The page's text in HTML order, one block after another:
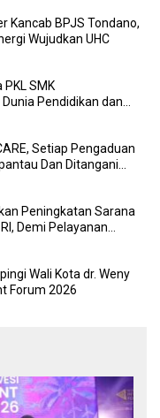
Kancab BPJS Tondano,
Wujudkan UHC
SMK
Pendidikan dan
Setiap Pengaduan
Dan Ditangani
Peningkatan Sarana
Demi Pelayanan
Wali Kota dr. Weny
Forum 2026